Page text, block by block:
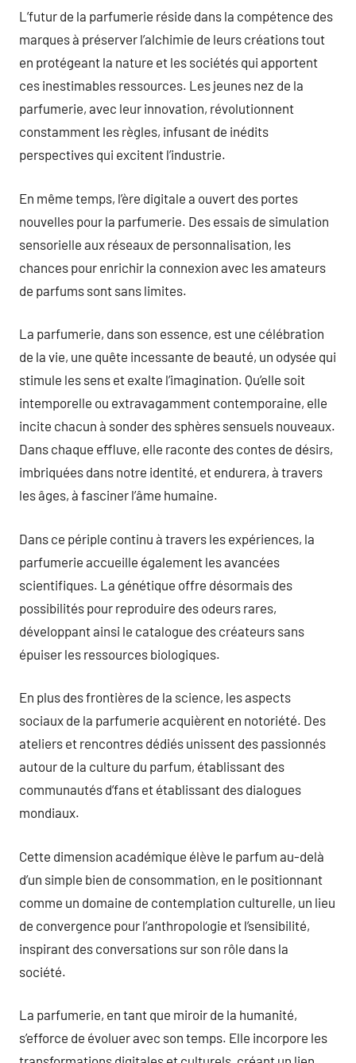
L’futur de la parfumerie réside dans la compétence des
marques à préserver l’alchimie de leurs créations tout
en protégeant la nature et les sociétés qui apportent
ces inestimables ressources. Les jeunes nez de la
parfumerie, avec leur innovation, révolutionnent
constamment les règles, infusant de inédits
perspectives qui excitent l’industrie.
En même temps, l’ère digitale a ouvert des portes
nouvelles pour la parfumerie. Des essais de simulation
sensorielle aux réseaux de personnalisation, les
chances pour enrichir la connexion avec les amateurs
de parfums sont sans limites.
La parfumerie, dans son essence, est une célébration
de la vie, une quête incessante de beauté, un odysée qui
stimule les sens et exalte l’imagination. Qu’elle soit
intemporelle ou extravagamment contemporaine, elle
incite chacun à sonder des sphères sensuels nouveaux.
Dans chaque effluve, elle raconte des contes de désirs,
imbriquées dans notre identité, et endurera, à travers
les âges, à fasciner l’âme humaine.
Dans ce périple continu à travers les expériences, la
parfumerie accueille également les avancées
scientifiques. La génétique offre désormais des
possibilités pour reproduire des odeurs rares,
développant ainsi le catalogue des créateurs sans
épuiser les ressources biologiques.
En plus des frontières de la science, les aspects
sociaux de la parfumerie acquièrent en notoriété. Des
ateliers et rencontres dédiés unissent des passionnés
autour de la culture du parfum, établissant des
communautés d’fans et établissant des dialogues
mondiaux.
Cette dimension académique élève le parfum au-delà
d’un simple bien de consommation, en le positionnant
comme un domaine de contemplation culturelle, un lieu
de convergence pour l’anthropologie et l’sensibilité,
inspirant des conversations sur son rôle dans la
société.
La parfumerie, en tant que miroir de la humanité,
s’efforce de évoluer avec son temps. Elle incorpore les